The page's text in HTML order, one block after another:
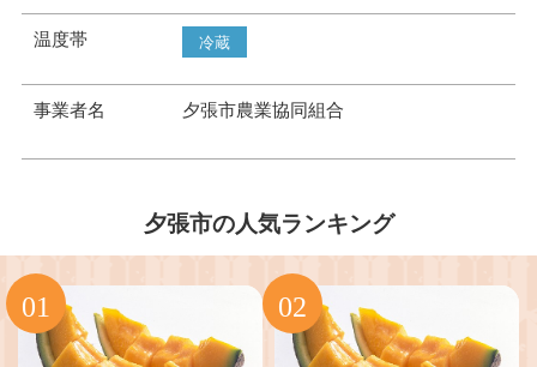
温度帯 冷蔵
事業者名 夕張市農業協同組合
夕張市の人気ランキング